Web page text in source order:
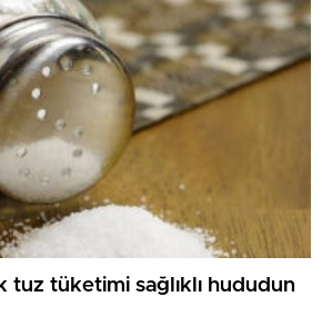
tuz tüketimi sağlıklı hududun